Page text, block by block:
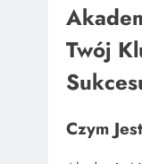
Twój
Czym